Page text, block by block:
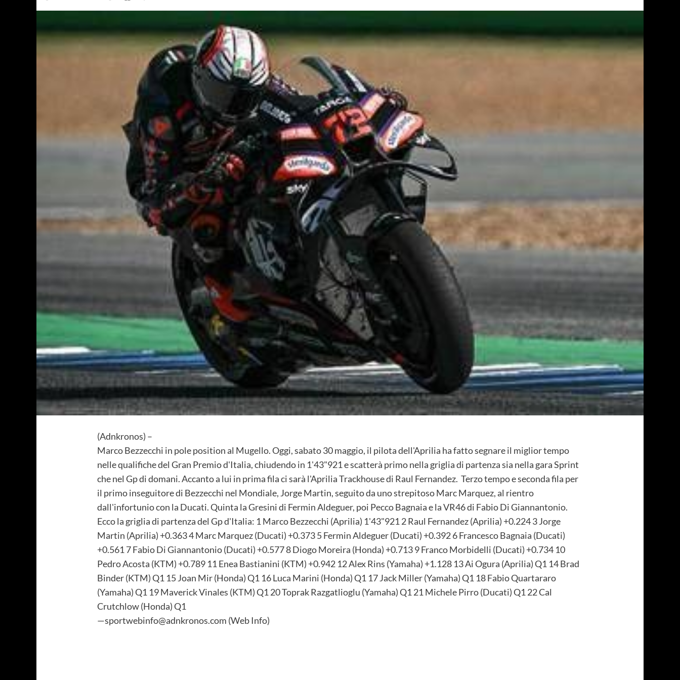
(Adnkronos) –
Marco Bezzecchi in pole position al Mugello. Oggi, sabato 30 maggio, il pilota dell'Aprilia ha fatto segnare il miglior tempo
nelle qualifiche del Gran Premio d'Italia, chiudendo in 1'43"921 e scatterà primo nella griglia di partenza sia nella gara Sprint
che nel Gp di domani. Accanto a lui in prima fila ci sarà l'Aprilia Trackhouse di Raul Fernandez. Terzo tempo e seconda fila per
il primo inseguitore di Bezzecchi nel Mondiale, Jorge Martin, seguito da uno strepitoso Marc Marquez, al rientro
dall'infortunio con la Ducati. Quinta la Gresini di Fermin Aldeguer, poi Pecco Bagnaia e la VR46 di Fabio Di Giannantonio.
Ecco la griglia di partenza del Gp d'Italia: 1 Marco Bezzecchi (Aprilia) 1'43"921 2 Raul Fernandez (Aprilia) +0.224 3 Jorge
Martin (Aprilia) +0.363 4 Marc Marquez (Ducati) +0.373 5 Fermin Aldeguer (Ducati) +0.392 6 Francesco Bagnaia (Ducati)
+0.561 7 Fabio Di Giannantonio (Ducati) +0.577 8 Diogo Moreira (Honda) +0.713 9 Franco Morbidelli (Ducati) +0.734 10
Pedro Acosta (KTM) +0.789 11 Enea Bastianini (KTM) +0.942 12 Alex Rins (Yamaha) +1.128 13 Ai Ogura (Aprilia) Q1 14 Brad
Binder (KTM) Q1 15 Joan Mir (Honda) Q1 16 Luca Marini (Honda) Q1 17 Jack Miller (Yamaha) Q1 18 Fabio Quartararo
(Yamaha) Q1 19 Maverick Vinales (KTM) Q1 20 Toprak Razgatlioglu (Yamaha) Q1 21 Michele Pirro (Ducati) Q1 22 Cal
Crutchlow (Honda) Q1
—sportwebinfo@adnkronos.com (Web Info)